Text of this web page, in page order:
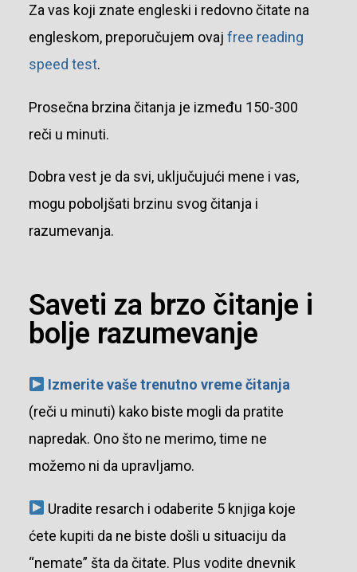
Za vas koji znate engleski i redovno čitate na
engleskom, preporučujem ovaj free reading
speed test.
Prosečna brzina čitanja je između 150-300
reči u minuti.
Dobra vest je da svi, uključujući mene i vas,
mogu poboljšati brzinu svog čitanja i
razumevanja.
Saveti za brzo čitanje i
bolje razumevanje
Izmerite vaše trenutno vreme čitanja
(reči u minuti) kako biste mogli da pratite
napredak. Ono što ne merimo, time ne
možemo ni da upravljamo.
Uradite resarch i odaberite 5 knjiga koje
ćete kupiti da ne biste došli u situaciju da
“nemate” šta da čitate. Plus vodite dnevnik